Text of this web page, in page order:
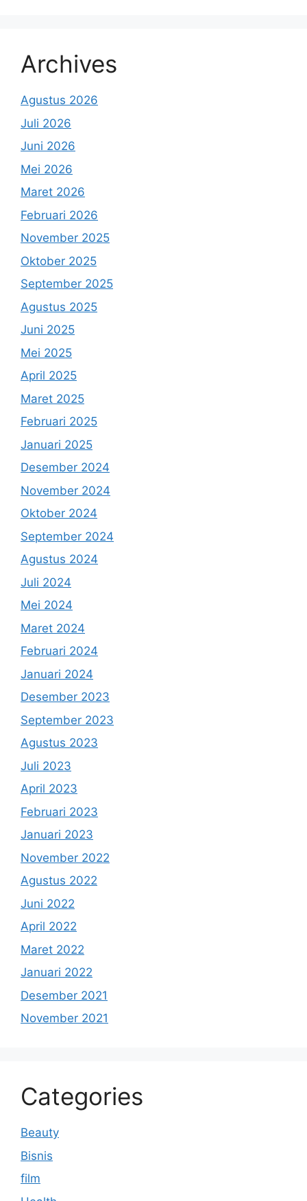
Archives
Agustus 2026
Juli 2026
Juni 2026
Mei 2026
Maret 2026
Februari 2026
November 2025
Oktober 2025
September 2025
Agustus 2025
Juni 2025
Mei 2025
April 2025
Maret 2025
Februari 2025
Januari 2025
Desember 2024
November 2024
Oktober 2024
September 2024
Agustus 2024
Juli 2024
Mei 2024
Maret 2024
Februari 2024
Januari 2024
Desember 2023
September 2023
Agustus 2023
Juli 2023
April 2023
Februari 2023
Januari 2023
November 2022
Agustus 2022
Juni 2022
April 2022
Maret 2022
Januari 2022
Desember 2021
November 2021
Categories
Beauty
Bisnis
film